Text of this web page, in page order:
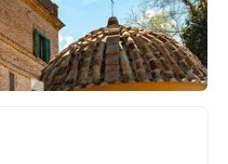
- Capannelle - Quarto
€390.000